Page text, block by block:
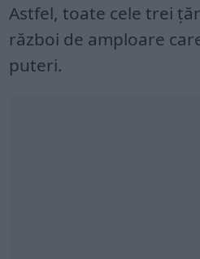
Astfel, toate cele trei
război de amploare
puteri.